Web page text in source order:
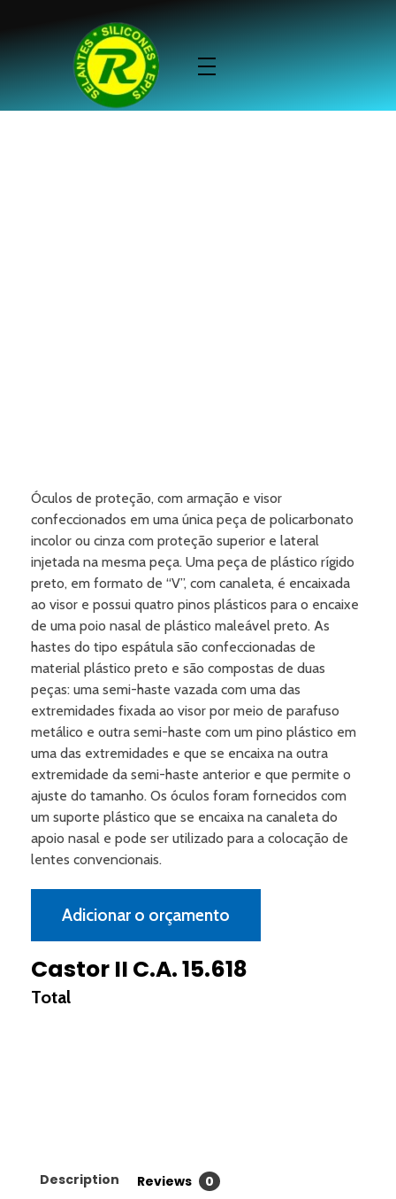
Castor II C.A. 15.618
Óculos de proteção, com armação e visor
confeccionados em uma única peça de policarbonato
incolor ou cinza com proteção superior e lateral
injetada na mesma peça. Uma peça de plástico rígido
preto, em formato de “V”, com canaleta, é encaixada
ao visor e possui quatro pinos plásticos para o encaixe
de uma poio nasal de plástico maleável preto. As
hastes do tipo espátula são confeccionadas de
material plástico preto e são compostas de duas
peças: uma semi-haste vazada com uma das
extremidades fixada ao visor por meio de parafuso
metálico e outra semi-haste com um pino plástico em
uma das extremidades e que se encaixa na outra
extremidade da semi-haste anterior e que permite o
ajuste do tamanho. Os óculos foram fornecidos com
um suporte plástico que se encaixa na canaleta do
apoio nasal e pode ser utilizado para a colocação de
lentes convencionais.
Adicionar o orçamento
Description Reviews 0